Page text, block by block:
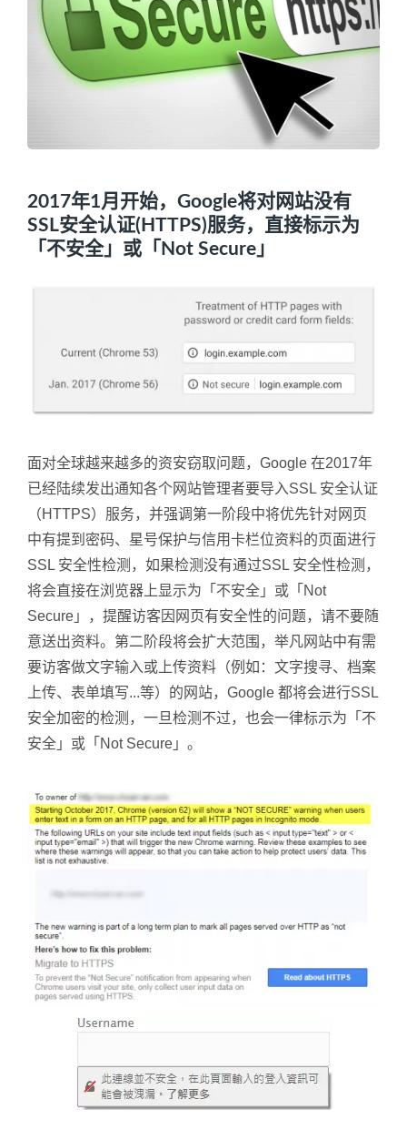
2017年1月开始，Google将对网站没有
SSL安全认证(HTTPS)服务，直接标示为
「不安全」或「Not Secure」
面对全球越来越多的资安窃取问题，Google 在2017年
已经陆续发出通知各个网站管理者要导入SSL 安全认证
（HTTPS）服务，并强调第一阶段中将优先针对网页
中有提到密码、星号保护与信用卡栏位资料的页面进行
SSL 安全性检测，如果检测没有通过SSL 安全性检测，
将会直接在浏览器上显示为「不安全」或「Not
Secure」，提醒访客因网页有安全性的问题，请不要随
意送出资料。第二阶段将会扩大范围，举凡网站中有需
要访客做文字输入或上传资料（例如：文字搜寻、档案
上传、表单填写...等）的网站，Google 都将会进行SSL
安全加密的检测，一旦检测不过，也会一律标示为「不
安全」或「Not Secure」。